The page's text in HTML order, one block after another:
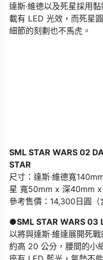
達斯·維德以及死星採用
載有 LED 光效，而死星
細節的刻劃也不馬虎。
SML STAR WARS 02
STAR
尺寸：達斯·維德寬
星 寬50mm x 深40mm
參考售價：14,300日圓（
●SML STAR WARS 03
以將與達斯·維達展開死
約高 20 公分，腰間的小